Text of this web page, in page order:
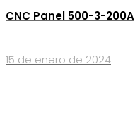
CNC Panel 500-3-200A
15 de enero de 2024